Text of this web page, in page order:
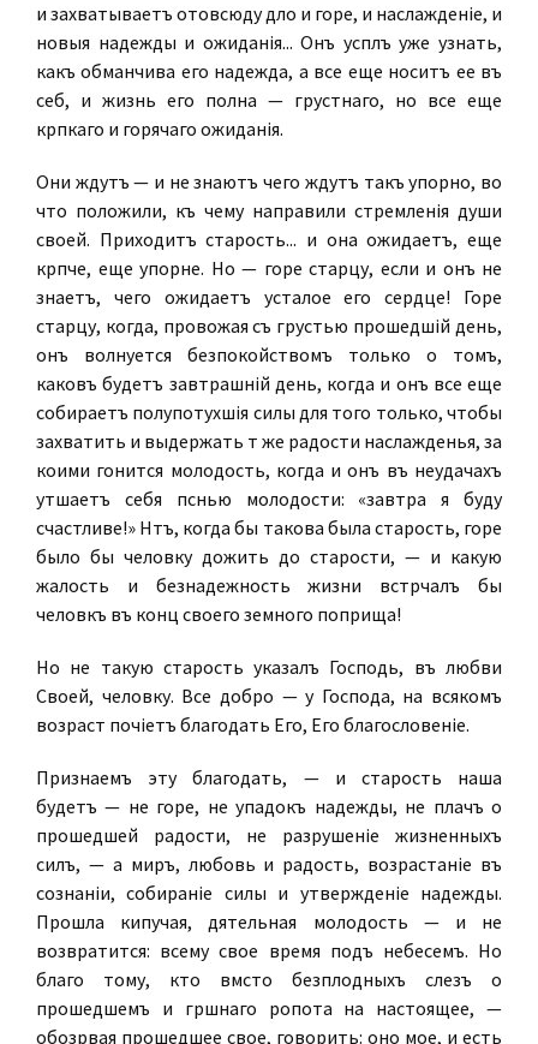
и захватываетъ отовсюду дѣло и горе, и наслажденіе, и
новыя надежды и ожиданія... Онъ успѣлъ уже узнать,
какъ обманчива его надежда, а все еще носитъ ее въ
себѣ, и жизнь его полна — грустнаго, но все еще
крѣпкаго и горячаго ожиданія.
Они ждутъ — и не знаютъ чего ждутъ такъ упорно, во
что положили, къ чему направили стремленія души
своей. Приходитъ старость... и она ожидаетъ, еще
крѣпче, еще упорнѣе. Но — горе старцу, если и онъ не
знаетъ, чего ожидаетъ усталое его сердце! Горе
старцу, когда, провожая съ грустью прошедшій день,
онъ волнуется безпокойствомъ только о томъ,
каковъ будетъ завтрашній день, когда и онъ все еще
собираетъ полупотухшія силы для того только, чтобы
захватить и выдержать тѣ же радости наслажденья, за
коими гонится молодость, когда и онъ въ неудачахъ
утѣшаетъ себя пѣснью молодости: «завтра я буду
счастливѣе!» Нѣтъ, когда бы такова была старость, горе
было бы человѣку дожить до старости, — и какую
жалость и безнадежность жизни встрѣчалъ бы
человѣкъ въ концѣ своего земного поприща!
Но не такую старость указалъ Господь, въ любви
Своей, человѣку. Все добро — у Господа, на всякомъ
возрастѣ почіетъ благодать Его, Его благословеніе.
Признаемъ эту благодать, — и старость наша
будетъ — не горе, не упадокъ надежды, не плачъ о
прошедшей радости, не разрушеніе жизненныхъ
силъ, — а миръ, любовь и радость, возрастаніе въ
сознаніи, собираніе силы и утвержденіе надежды.
Прошла кипучая, дѣятельная молодость — и не
возвратится: всему свое время подъ небесемъ. Но
благо тому, кто вмѣсто безплодныхъ слезъ о
прошедшемъ и грѣшнаго ропота на настоящее, —
обозрѣвая прошедшее свое, говорить: оно мое, и есть